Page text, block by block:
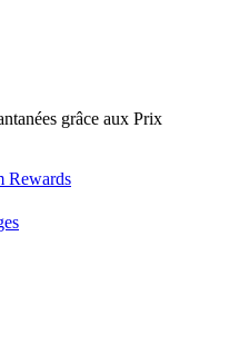
grâce aux Prix
Rewards